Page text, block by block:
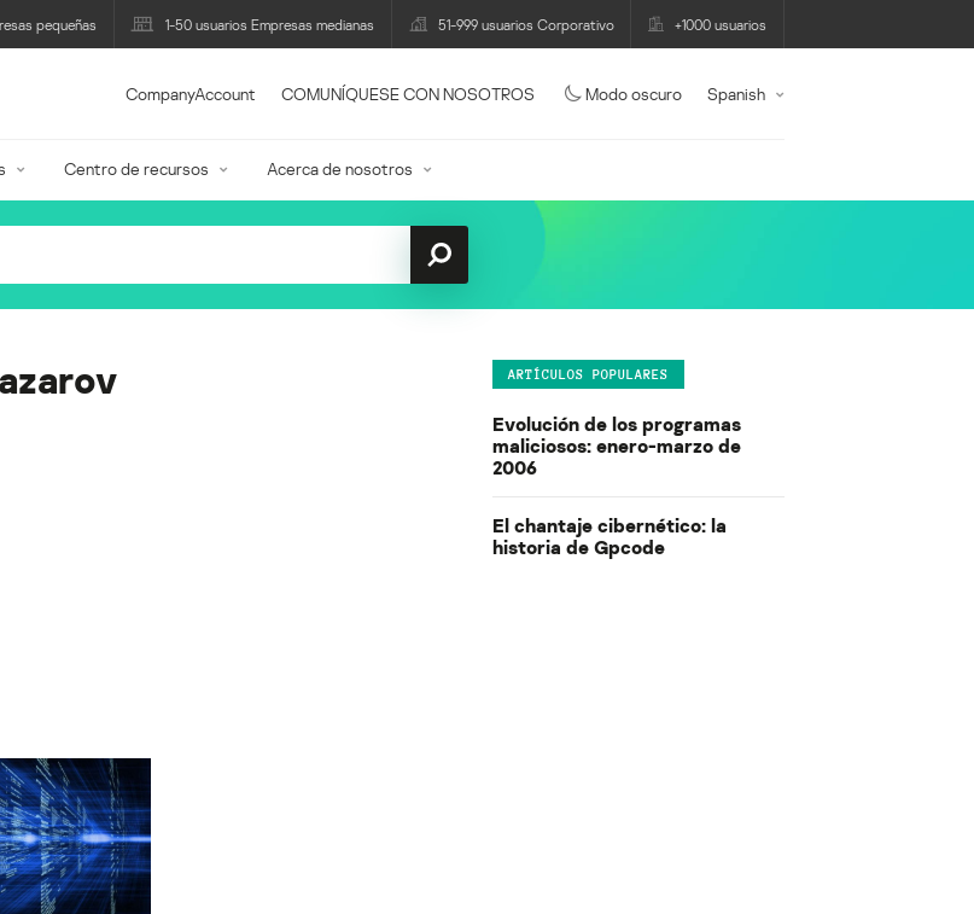
pequeñas 1-50 usuarios Empresas medianas 51-999 usuarios Corporativo +1000 usuarios
CompanyAccount COMUNÍQUESE CON NOSOTROS Modo oscuro Spanish
Centro de recursos Acerca de nosotros
ARTÍCULOS POPULARES
Evolución de los programas
maliciosos: enero-marzo de
2006
El chantaje cibernético: la
historia de Gpcode